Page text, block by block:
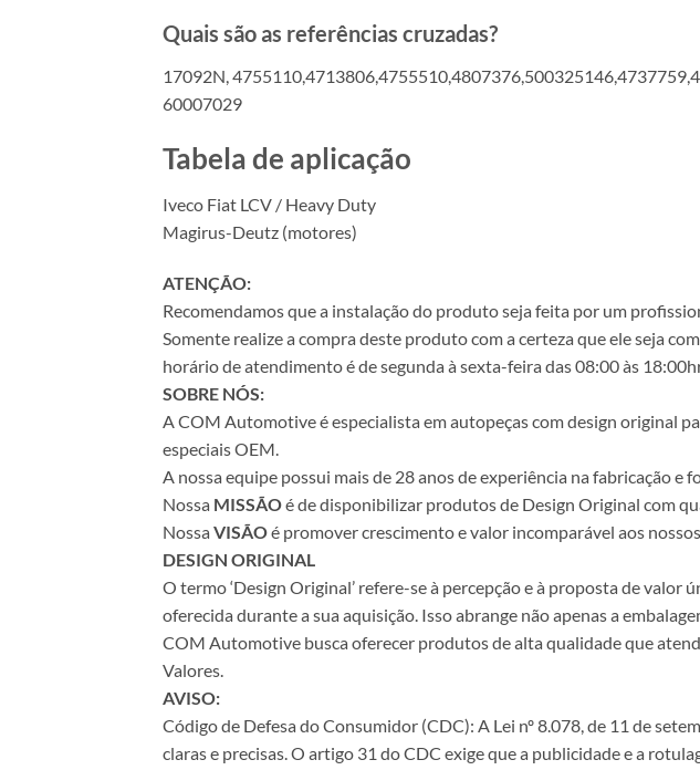
Quais são as referências cruzadas?
17092N,
60007029
Tabela de aplicação
Iveco Fiat LCV / Heavy Duty
Magirus-Deutz (motores)
ATENÇÃO:
Recomendamos que a instalação do produto seja feita por um
Somente realize a compra deste produto com a certeza que ele seja
horário de atendimento é de segunda à sexta-feira das 08:00 às
SOBRE NÓS:
A COM Automotive é especialista em autopeças com design original
especiais OEM.
A nossa equipe possui mais de 28 anos de experiência na fabricação e
Nossa MISSÃOé de disponibilizar produtos de Design Original com
Nossa VISÃOé promover crescimento e valor incomparável aos
DESIGN ORIGINAL
O termo ‘Design Original’ refere-se à percepção e à proposta de
oferecida durante a sua aquisição. Isso abrange não apenas a
COM Automotive busca oferecer produtos de alta qualidade que
Valores.
AVISO:
Código de Defesa do Consumidor (CDC): A Lei nº 8.078, de 11 de
claras e precisas. O artigo 31 do CDC exige que a publicidade e a